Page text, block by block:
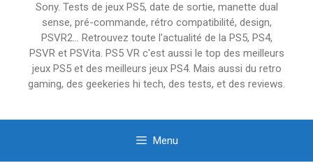
Sony. Tests de jeux PS5, date de sortie, manette dual
sense, pré-commande, rétro compatibilité, design,
PSVR2… Retrouvez toute l'actualité de la PS5, PS4,
PSVR et PSVita. PS5 VR c'est aussi le top des meilleurs
jeux PS5 et des meilleurs jeux PS4. Mais aussi du retro
gaming, des geekeries hi tech, des tests, et des reviews.
Menu